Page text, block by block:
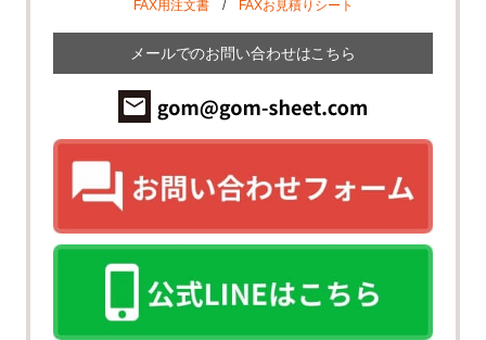
FAX用注文書/ FAXお見積りシート
メールでのお問い合わせはこちら